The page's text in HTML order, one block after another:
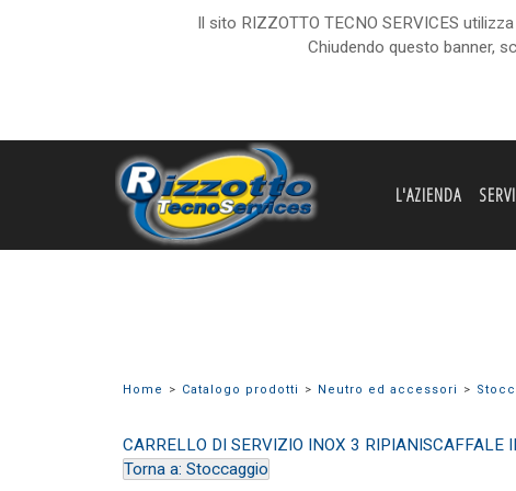
Il sito RIZZOTTO TECNO SERVICES
Chiudendo questo banner,
L'AZIENDA
Home Catalogo prodotti Neutro ed accessori
CARRELLO DI SERVIZIO INOX 3 RIPIANISCAFFALE
Torna a: Stoccaggio